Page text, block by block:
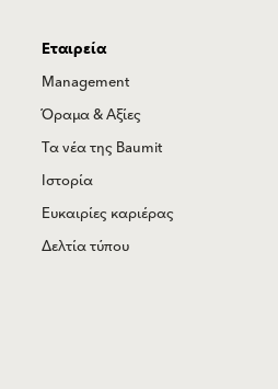
Εταιρεία
Management
Όραμα & Αξίες
Τα νέα της Baumit
Ιστορία
Ευκαιρίες καριέρας
Δελτία τύπου